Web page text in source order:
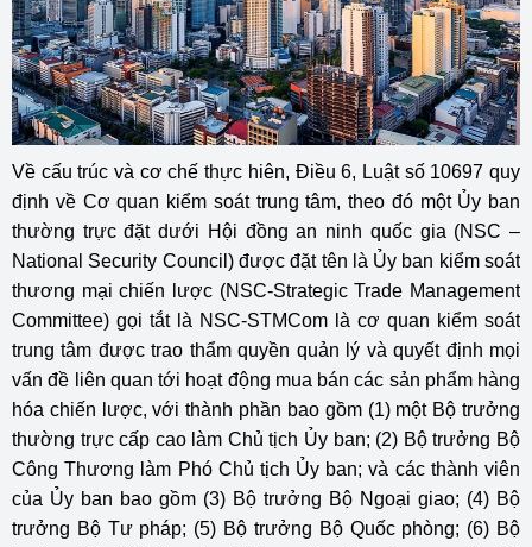
Về cấu trúc và cơ chế thực hiên, Điều 6, Luật số 10697 quy
định về Cơ quan kiểm soát trung tâm, theo đó một Ủy ban
thường trực đặt dưới Hội đồng an ninh quốc gia (NSC –
National Security Council) được đặt tên là Ủy ban kiểm soát
thương mại chiến lược (NSC-Strategic Trade Management
Committee) gọi tắt là NSC-STMCom là cơ quan kiểm soát
trung tâm được trao thẩm quyền quản lý và quyết định mọi
vấn đề liên quan tới hoạt động mua bán các sản phẩm hàng
hóa chiến lược, với thành phần bao gồm (1) một Bộ trưởng
thường trực cấp cao làm Chủ tịch Ủy ban; (2) Bộ trưởng Bộ
Công Thương làm Phó Chủ tịch Ủy ban; và các thành viên
của Ủy ban bao gồm (3) Bộ trưởng Bộ Ngoại giao; (4) Bộ
trưởng Bộ Tư pháp; (5) Bộ trưởng Bộ Quốc phòng; (6) Bộ